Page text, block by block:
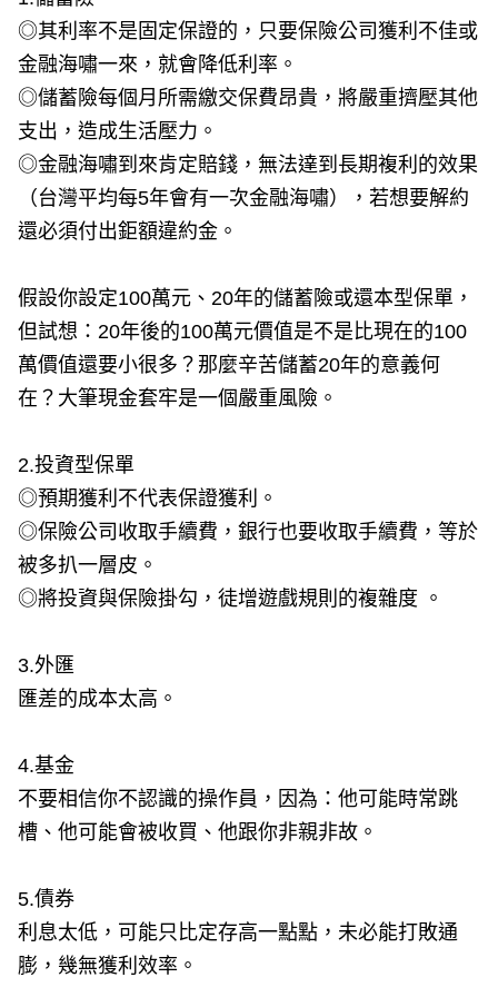
◎其利率不是固定保證的，只要保險公司獲利不佳或
金融海嘯一來，就會降低利率。
◎儲蓄險每個月所需繳交保費昂貴，將嚴重擠壓其他
支出，造成生活壓力。
◎金融海嘯到來肯定賠錢，無法達到長期複利的效果
（台灣平均每5年會有一次金融海嘯），若想要解約
還必須付出鉅額違約金。
假設你設定100萬元、20年的儲蓄險或還本型保單，
但試想：20年後的100萬元價值是不是比現在的100
萬價值還要小很多？那麼辛苦儲蓄20年的意義何
在？大筆現金套牢是一個嚴重風險。
2.投資型保單
◎預期獲利不代表保證獲利。
◎保險公司收取手續費，銀行也要收取手續費，等於
被多扒一層皮。
◎將投資與保險掛勾，徒增遊戲規則的複雜度 。
3.外匯
匯差的成本太高。
4.基金
不要相信你不認識的操作員，因為：他可能時常跳
槽、他可能會被收買、他跟你非親非故。
5.債券
利息太低，可能只比定存高一點點，未必能打敗通
膨，幾無獲利效率。